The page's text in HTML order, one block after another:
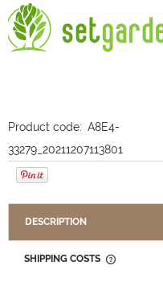
Product code: A8E4-
33279_20211207113801
DESCRIPTION
SHIPPING COSTS